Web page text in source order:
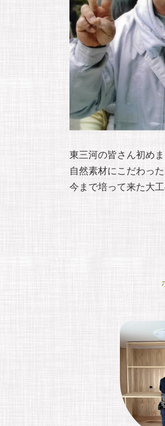
東三河の皆さん初め
自然素材にこだわっ
今まで培って来た大